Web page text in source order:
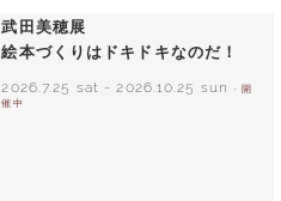
武田美穂展
絵本づくりはドキドキなのだ！
2026.7.25 sat -2026.10.25 sun
- 開
催中